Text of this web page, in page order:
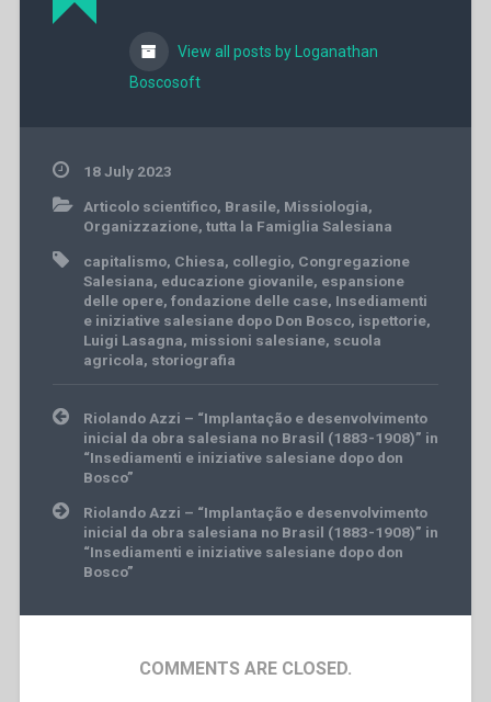
View all posts by Loganathan
Boscosoft
18 July 2023
Articolo scientifico, Brasile, Missiologia,
Organizzazione, tutta la Famiglia Salesiana
capitalismo, Chiesa, collegio, Congregazione
Salesiana, educazione giovanile, espansione
delle opere, fondazione delle case, Insediamenti
e iniziative salesiane dopo Don Bosco, ispettorie,
Luigi Lasagna, missioni salesiane, scuola
agricola, storiografia
Post
navigation
Riolando Azzi – “Implantação e desenvolvimento
inicial da obra salesiana no Brasil (1883-1908)” in
“Insediamenti e iniziative salesiane dopo don
Bosco”
Riolando Azzi – “Implantação e desenvolvimento
inicial da obra salesiana no Brasil (1883-1908)” in
“Insediamenti e iniziative salesiane dopo don
Bosco”
COMMENTS ARE CLOSED.